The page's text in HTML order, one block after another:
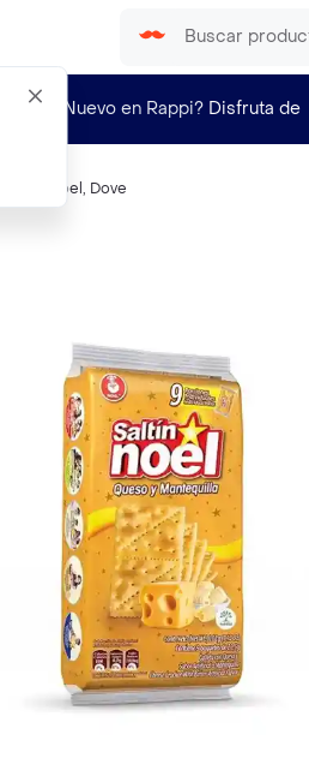
¿Nuevo en Rappi? Disfruta de
Noel , Dove